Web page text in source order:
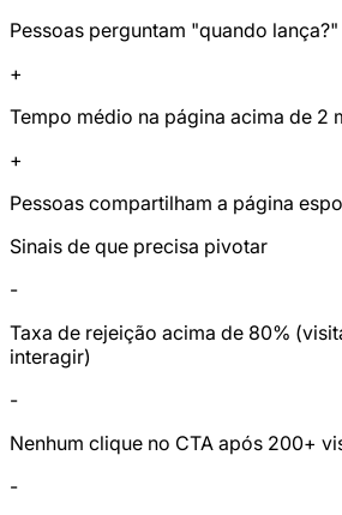
Pessoas perguntam "quando
+
Tempo médio na página acima de 2
+
Pessoas compartilham a página
Sinais de que precisa pivotar
-
Taxa de rejeição acima de 80%
interagir)
-
Nenhum clique no CTA após 200+
-